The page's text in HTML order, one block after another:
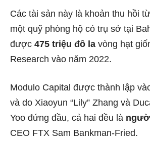
Các tài sản này là khoản thu hồi
một quỹ phòng hộ có trụ sở tại
được 475 triệu đô la vòng hạt
Research vào năm 2022.
Modulo Capital được thành lập
và do Xiaoyun “Lily” Zhang và
Yoo đứng đầu, cả hai đều là
CEO FTX Sam Bankman-Fried.